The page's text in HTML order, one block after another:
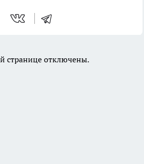
странице отключены.